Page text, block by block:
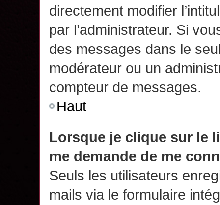
directement modifier
par l’administrateur. Si
des messages dans le
modérateur ou un
compteur de messages.
Haut
Lorsque je clique sur le
me demande de me
Seuls les utilisateurs
mails via le formulaire